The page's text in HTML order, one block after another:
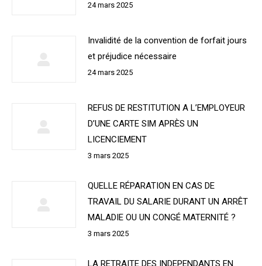
24 mars 2025
Invalidité de la convention de forfait jours
et préjudice nécessaire
24 mars 2025
REFUS DE RESTITUTION A L’EMPLOYEUR
D’UNE CARTE SIM APRÈS UN
LICENCIEMENT
3 mars 2025
QUELLE RÉPARATION EN CAS DE
TRAVAIL DU SALARIE DURANT UN ARRÊT
MALADIE OU UN CONGÉ MATERNITÉ ?
3 mars 2025
LA RETRAITE DES INDEPENDANTS EN